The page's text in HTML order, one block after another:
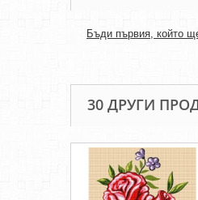
Бъди първия, който
30 ДРУГИ